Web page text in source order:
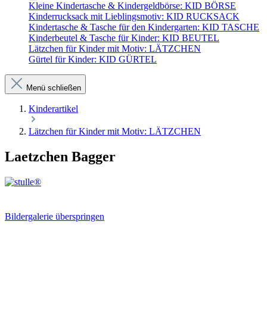
Kleine Kindertasche & Kindergeldbörse: KID BÖRSE
Kinderrucksack mit Lieblingsmotiv: KID RUCKSACK
Kindertasche & Tasche für den Kindergarten: KID TASCHE
Kinderbeutel & Tasche für Kinder: KID BEUTEL
Lätzchen für Kinder mit Motiv: LÄTZCHEN
Gürtel für Kinder: KID GÜRTEL
Menü schließen
Kinderartikel
Lätzchen für Kinder mit Motiv: LÄTZCHEN
Laetzchen Bagger
Bildergalerie überspringen